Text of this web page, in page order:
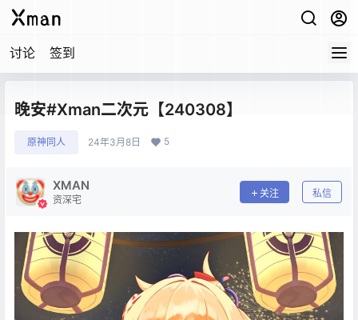
讨论 签到
晚安#Xman二次元【240308】
原神同人 24年3月8日 5
XMAN
资深宅
关注 私信